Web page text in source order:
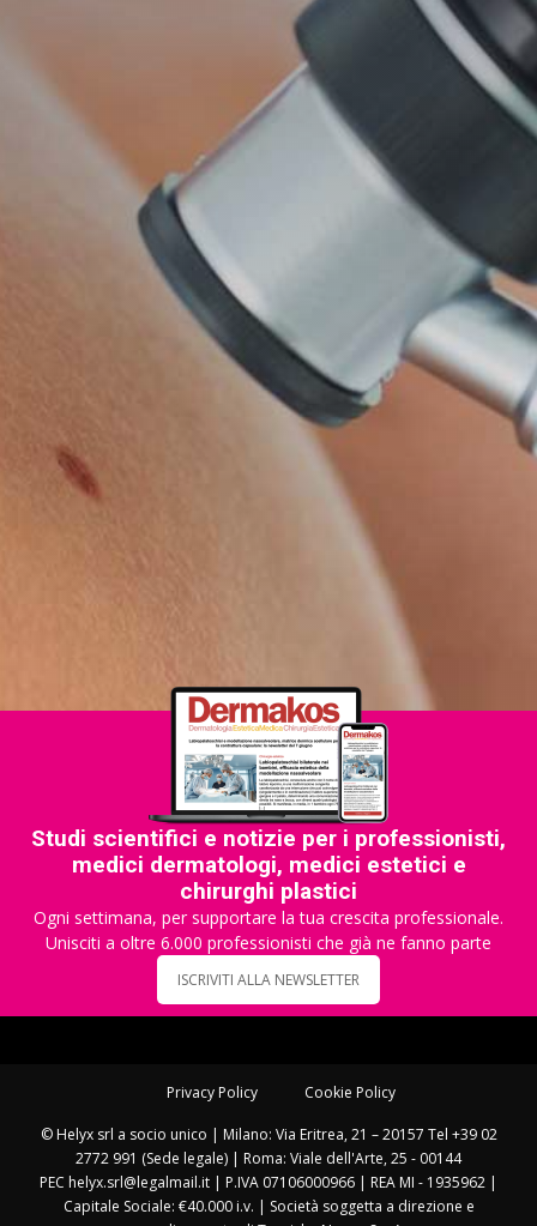
Studi scientifici e notizie per i professionisti,
medici dermatologi, medici estetici e
chirurghi plastici
Ogni settimana, per supportare la tua crescita professionale.
Unisciti a oltre 6.000 professionisti che già ne fanno parte
ISCRIVITI ALLA NEWSLETTER
Privacy Policy Cookie Policy
© Helyx srl a socio unico | Milano: Via Eritrea, 21 – 20157 Tel +39 02
2772 991 (Sede legale) | Roma: Viale dell'Arte, 25 - 00144
PEC helyx.srl@legalmail.it | P.IVA 07106000966 | REA MI - 1935962 |
Capitale Sociale: €40.000 i.v. | Società soggetta a direzione e